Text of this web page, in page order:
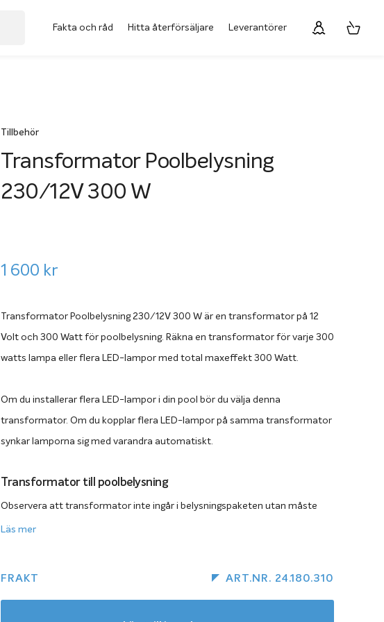
Fakta och råd Hitta återförsäljare Leverantörer
Tillbehör
Transformator Poolbelysning
230/12V 300 W
1 600 kr
Transformator Poolbelysning 230/12V 300 W är en transformator på 12
Volt och 300 Watt för poolbelysning. Räkna en transformator för varje 300
watts lampa eller flera LED-lampor med total maxeffekt 300 Watt.
Om du installerar flera LED-lampor i din pool bör du välja denna
transformator. Om du kopplar flera LED-lampor på samma transformator
synkar lamporna sig med varandra automatiskt.
Transformator till poolbelysning
Observera att transformator inte ingår i belysningspaketen utan måste
köpas till separat. Till PAR 56-lampor används en transformator på 300
Läs mer
FRAKT ART.NR. 24.180.310